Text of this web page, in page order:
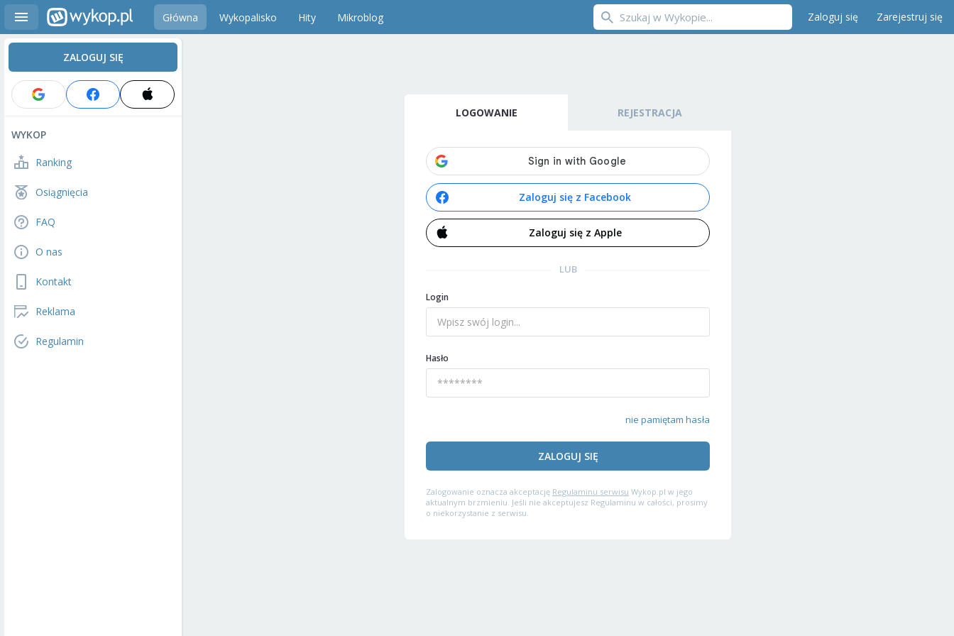
Główna Wykopalisko Hity Mikroblog Zaloguj się Zarejestruj się
ZALOGUJ SIĘ
WYKOP
Ranking
Osiągnięcia
FAQ
O nas
Kontakt
Reklama
Regulamin
LOGOWANIE REJESTRACJA
Zaloguj się z Facebook
Zaloguj się z Apple
LUB
Login
Hasło
nie pamiętam hasła
ZALOGUJ SIĘ
Zalogowanie oznacza akceptację Regulaminu serwisu Wykop.pl w jego
aktualnym brzmieniu. Jeśli nie akceptujesz Regulaminu w całości, prosimy
o niekorzystanie z serwisu.